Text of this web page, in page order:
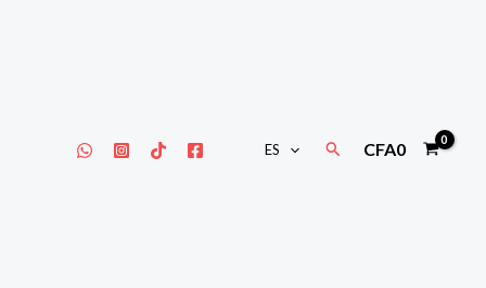
ES BuscarCFA0